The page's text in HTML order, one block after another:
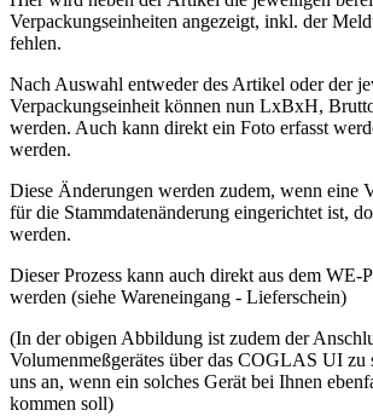
Verpackungseinheiten angezeigt, inkl. der
fehlen.
Nach Auswahl entweder des Artikel oder der
Verpackungseinheit können nun LxBxH,
werden. Auch kann direkt ein Foto erfasst
werden.
Diese Änderungen werden zudem, wenn eine
für die Stammdatenänderung eingerichtet ist,
werden.
Dieser Prozess kann auch direkt aus dem WE-
werden (siehe Wareneingang - Lieferschein)
(In der obigen Abbildung ist zudem der
Volumenmeßgerätes über das COGLAS UI zu
uns an, wenn ein solches Gerät bei Ihnen
kommen soll)